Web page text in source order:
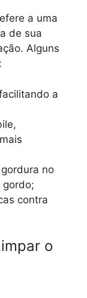
a uma
de sua
Alguns
a
no
contra
o